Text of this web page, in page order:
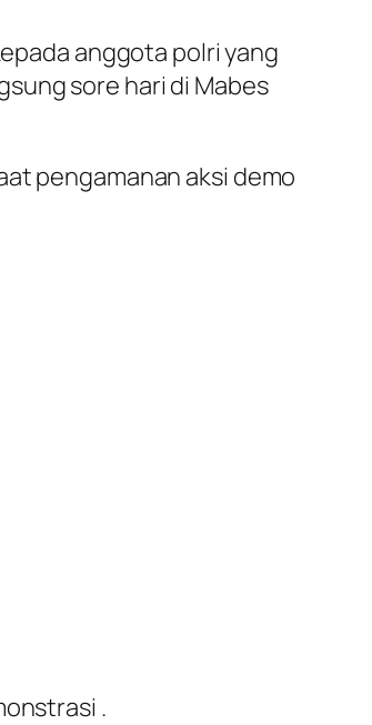
anggota polri yang
sore hari di Mabes
pengamanan aksi demo
.